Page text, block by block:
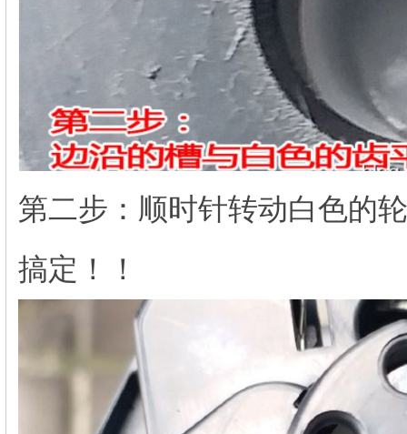
第二步：顺时针转动白色的
搞定！！